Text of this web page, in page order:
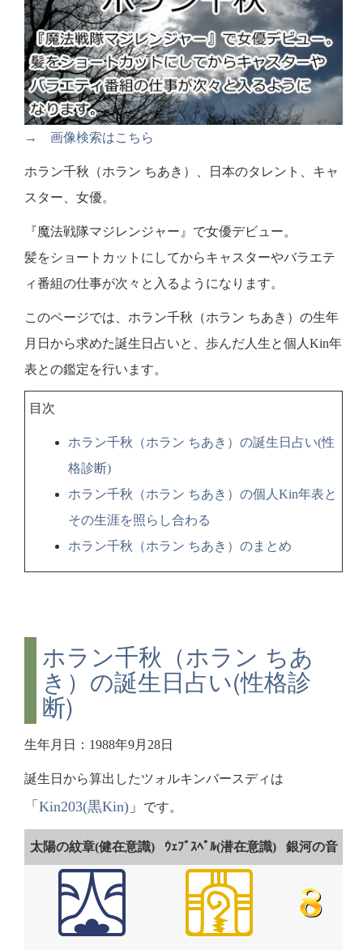
→ 画像検索はこちら
ホラン千秋（ホラン ちあき）、日本のタレント、キャ
スター、女優。
『魔法戦隊マジレンジャー』で女優デビュー。
髪をショートカットにしてからキャスターやバラエテ
ィ番組の仕事が次々と入るようになります。
このページでは、ホラン千秋（ホラン ちあき）の生年
月日から求めた誕生日占いと、歩んだ人生と個人Kin年
表との鑑定を行います。
目次
ホラン千秋（ホラン ちあき）の誕生日占い(性
格診断)
ホラン千秋（ホラン ちあき）の個人Kin年表と
その生涯を照らし合わる
ホラン千秋（ホラン ちあき）のまとめ
ホラン千秋（ホラン ちあ
き）の誕生日占い(性格診
断)
生年月日：1988年9月28日
誕生日から算出したツォルキンバースディは
「 Kin203(黒Kin) 」 です。
太陽の紋章(健在意識) ｳｪﾌﾞｽﾍﾟﾙ(潜在意識) 銀河の音